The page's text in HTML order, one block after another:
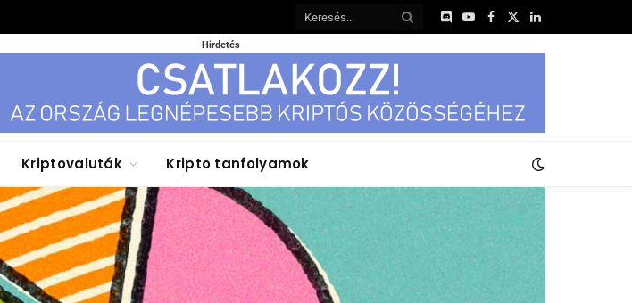
DiscordYouTube
Facebook
X
LinkedIn
Hirdetés
Kriptovaluták Kripto tanfolyamok